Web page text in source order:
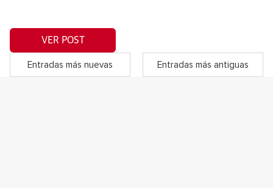
VER POST
Entradas más nuevas Entradas más antiguas